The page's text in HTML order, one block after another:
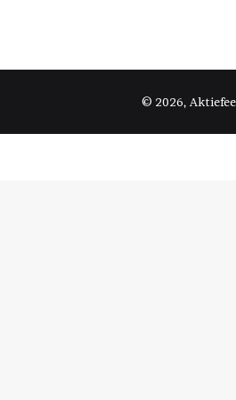
© 2026,